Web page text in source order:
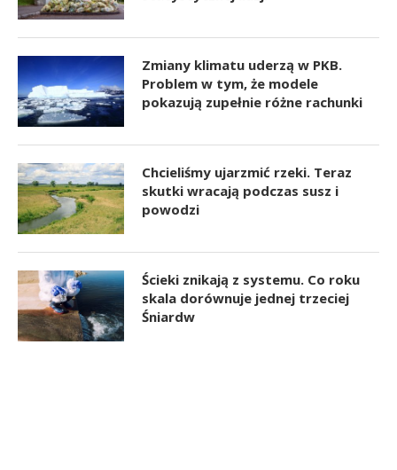
Zmiany klimatu uderzą w PKB.
Problem w tym, że modele
pokazują zupełnie różne rachunki
Chcieliśmy ujarzmić rzeki. Teraz
skutki wracają podczas susz i
powodzi
Ścieki znikają z systemu. Co roku
skala dorównuje jednej trzeciej
Śniardw